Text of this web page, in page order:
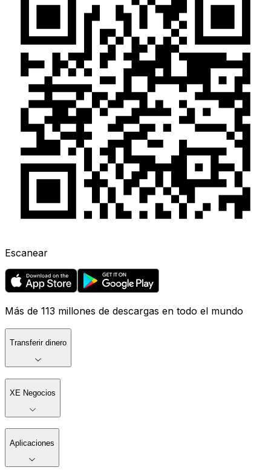
Escanear
Más de 113 millones de descargas en todo el mundo
Transferir dinero
XE Negocios
Aplicaciones